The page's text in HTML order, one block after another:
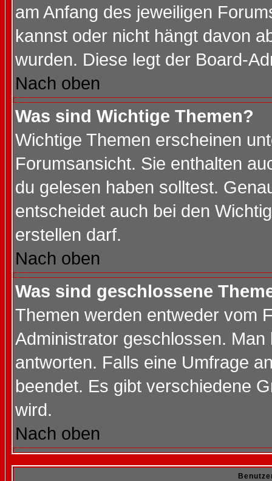
am Anfang des jeweiligen
kannst oder nicht hängt davon
wurden. Diese legt der Board-
Nach oben
Was sind Wichtige Themen?
Wichtige Themen erscheinen
Forumsansicht. Sie enthalten
du gelesen haben solltest.
entscheidet auch bei den
erstellen darf.
Nach oben
Was sind geschlossene
Themen werden entweder vom
Administrator geschlossen.
antworten. Falls eine Umfrage
beendet. Es gibt verschiedene
wird.
Nach oben